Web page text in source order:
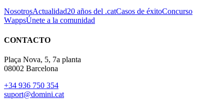
NosotrosActualidad20 años del .catCasos de éxitoConcurso
WappsÚnete a la comunidad
CONTACTO
Plaça Nova, 5, 7a planta
08002 Barcelona
+34 936 750 354
suport@domini.cat